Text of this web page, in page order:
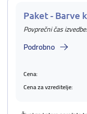
Paket - Barve
Povprečni čas
Podrobno
Cena:
Cena za vzreditelje: